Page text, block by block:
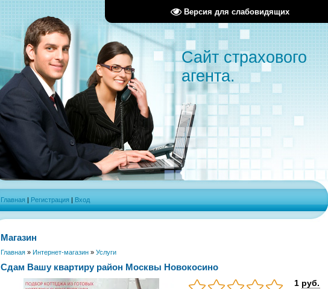
Версия для слабовидящих
Сайт страхового
агента.
Главная | Регистрация | Вход
Магазин
Главная » Интернет-магазин » Услуги
Сдам Вашу квартиру район Москвы Новокосино
1 руб.